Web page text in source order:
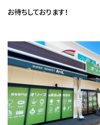
お待ちしております！